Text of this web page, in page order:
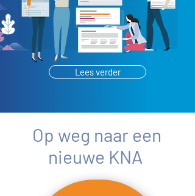
Lees verder
Op weg naar een
nieuwe KNA